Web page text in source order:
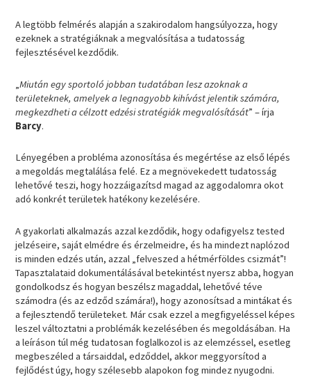
A legtöbb felmérés alapján a szakirodalom hangsúlyozza, hogy
ezeknek a stratégiáknak a megvalósítása a tudatosság
fejlesztésével kezdődik.
„Miután egy sportoló jobban tudatában lesz azoknak a
területeknek, amelyek a legnagyobb kihívást jelentik számára,
megkezdheti a célzott edzési stratégiák megvalósítását” – írja
Barcy.
Lényegében a probléma azonosítása és megértése az első lépés
a megoldás megtalálása felé. Ez a megnövekedett tudatosság
lehetővé teszi, hogy hozzáigazítsd magad az aggodalomra okot
adó konkrét területek hatékony kezelésére.
A gyakorlati alkalmazás azzal kezdődik, hogy odafigyelsz tested
jelzéseire, saját elmédre és érzelmeidre, és ha mindezt naplózod
is minden edzés után, azzal „felveszed a hétmérföldes csizmát”!
Tapasztalataid dokumentálásával betekintést nyersz abba, hogyan
gondolkodsz és hogyan beszélsz magaddal, lehetővé téve
számodra (és az edződ számára!), hogy azonosítsad a mintákat és
a fejlesztendő területeket. Már csak ezzel a megfigyeléssel képes
leszel változtatni a problémák kezelésében és megoldásában. Ha
a leíráson túl még tudatosan foglalkozol is az elemzéssel, esetleg
megbeszéled a társaiddal, edződdel, akkor meggyorsítod a
fejlődést úgy, hogy szélesebb alapokon fog mindez nyugodni.